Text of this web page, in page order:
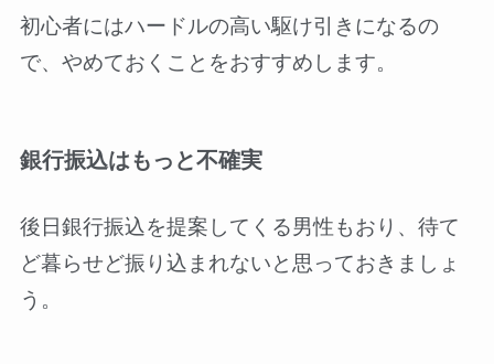
初心者にはハードルの高い駆け引きになるの
で、やめておくことをおすすめします。
銀行振込はもっと不確実
後日銀行振込を提案してくる男性もおり、待て
ど暮らせど振り込まれないと思っておきましょ
う。